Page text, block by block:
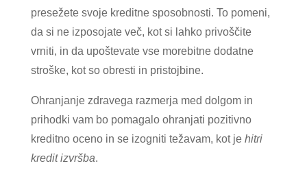
presežete svoje kreditne sposobnosti. To pomeni,
da si ne izposojate več, kot si lahko privoščite
vrniti, in da upoštevate vse morebitne dodatne
stroške, kot so obresti in pristojbine.
Ohranjanje zdravega razmerja med dolgom in
prihodki vam bo pomagalo ohranjati pozitivno
kreditno oceno in se izogniti težavam, kot je hitri
kredit izvršba.